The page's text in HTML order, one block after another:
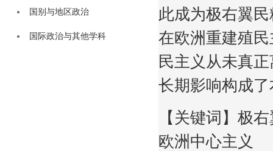
国别与地区政治
国际政治与其他学科
此成为极右翼
在欧洲重建殖
民主义从未真
长期影响构成
【关键词】极
欧洲中心主义